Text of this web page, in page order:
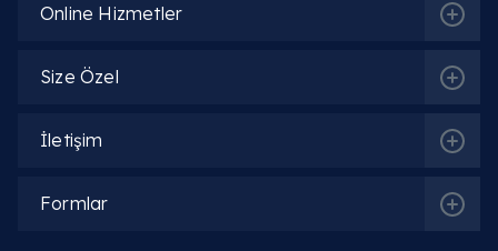
Online Hizmetler
Size Özel
İletişim
Formlar